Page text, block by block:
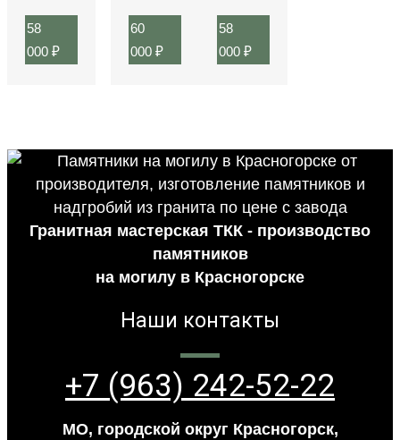
58
000 ₽
60
000 ₽
58
000 ₽
Гранитная мастерская ТКК - производство
памятников
на могилу в Красногорске
Наши контакты
+7 (963) 242-52-22
МО, городской округ Красногорск,